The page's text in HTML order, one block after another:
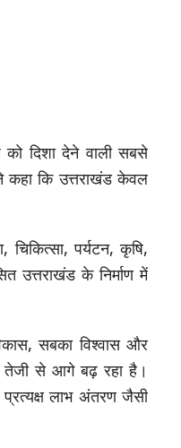
दिशा देने वाली सबसे
कहा कि उत्तराखंड केवल
पर्यटन, कृषि,
उत्तराखंड के निर्माण में
सबका विश्वास और
तेजी से आगे बढ़ रहा है।
लाभ अंतरण जैसी